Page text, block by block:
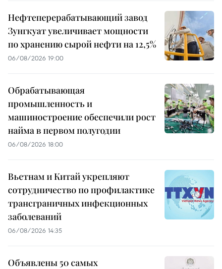
Нефтеперерабатывающий завод
Зунгкуат увеличивает мощности
по хранению сырой нефти на 12,5%
06/08/2026 19:00
Обрабатывающая
промышленность и
машиностроение обеспечили рост
найма в первом полугодии
06/08/2026 18:00
Вьетнам и Китай укрепляют
сотрудничество по профилактике
трансграничных инфекционных
заболеваний
06/08/2026 14:35
Объявлены 50 самых